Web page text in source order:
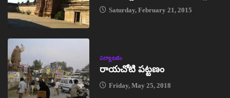
Saturday, February 21, 2015
పర్యాటకం
రాయచోటి పట్టణం
Friday, May 25, 2018